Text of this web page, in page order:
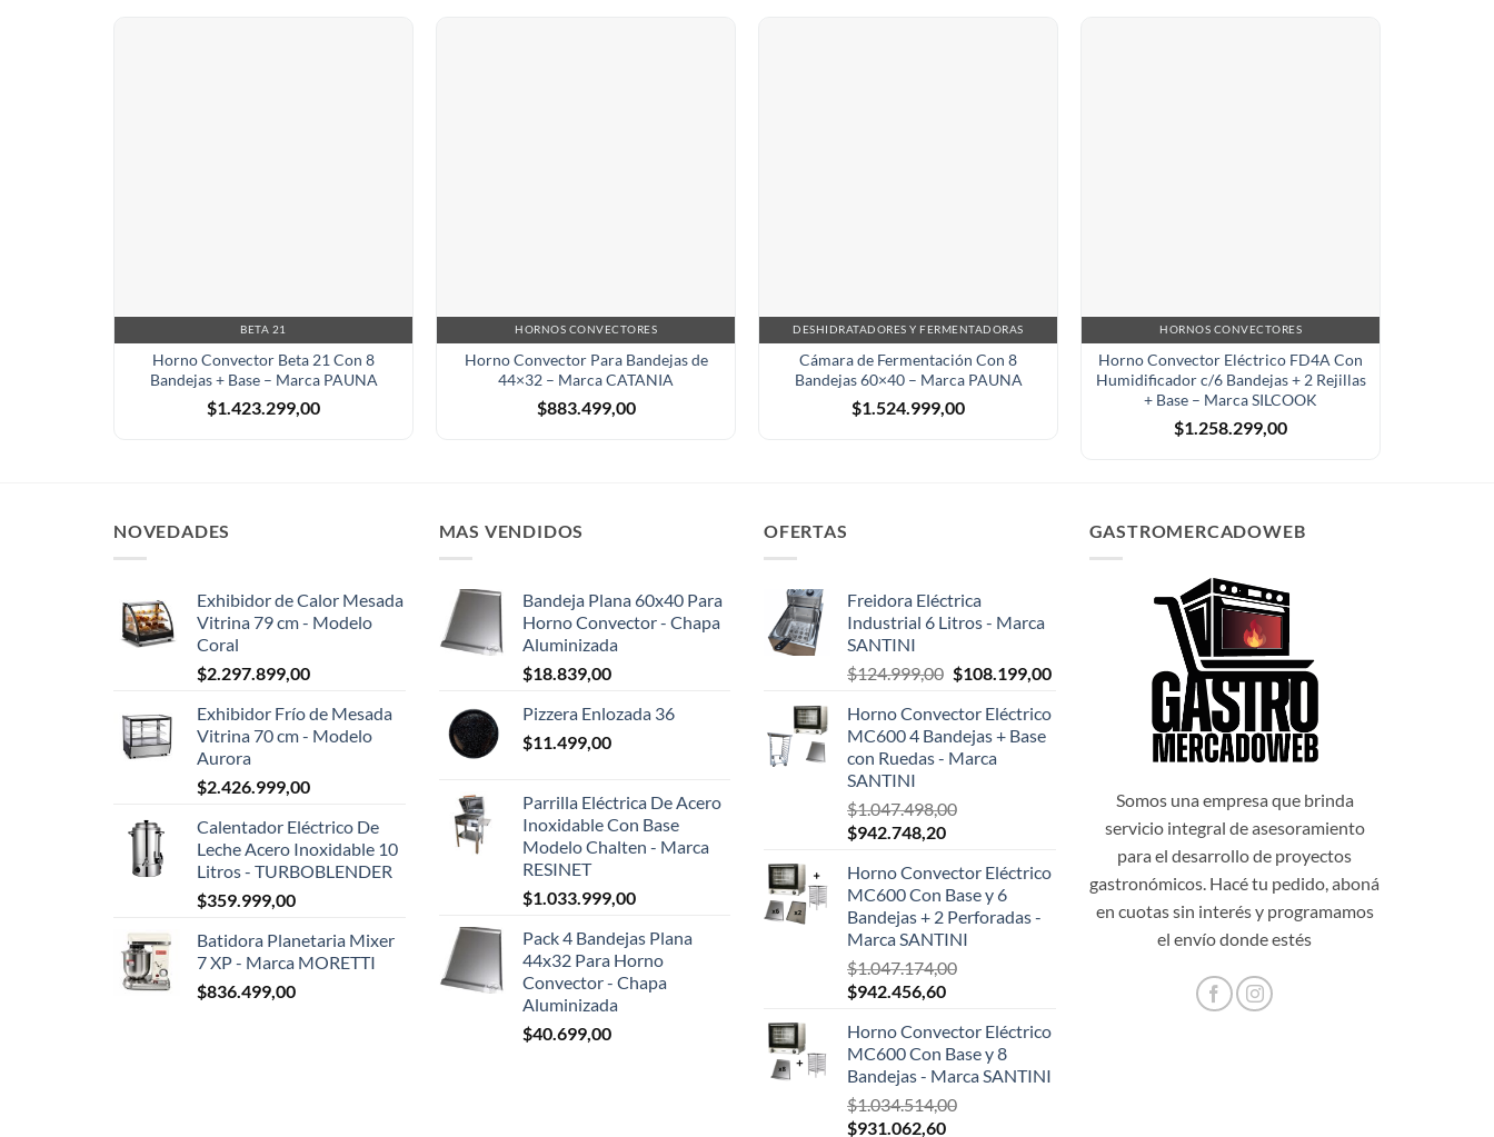
BETA 21
Horno Convector Beta 21 Con 8
Bandejas + Base – Marca PAUNA
$1.423.299,00
HORNOS CONVECTORES
Horno Convector Para Bandejas de
44×32 – Marca CATANIA
$883.499,00
DESHIDRATADORES Y FERMENTADORAS
Cámara de Fermentación Con 8
Bandejas 60×40 – Marca PAUNA
$1.524.999,00
HORNOS CONVECTORES
Horno Convector Eléctrico FD4A Con
Humidificador c/6 Bandejas + 2 Rejillas
+ Base – Marca SILCOOK
$1.258.299,00
NOVEDADES
Exhibidor de Calor Mesada
Vitrina 79 cm - Modelo
Coral
$2.297.899,00
Exhibidor Frío de Mesada
Vitrina 70 cm - Modelo
Aurora
$2.426.999,00
Calentador Eléctrico De
Leche Acero Inoxidable 10
Litros - TURBOBLENDER
$359.999,00
Batidora Planetaria Mixer
7 XP - Marca MORETTI
$836.499,00
MAS VENDIDOS
Bandeja Plana 60x40 Para
Horno Convector - Chapa
Aluminizada
$18.839,00
Pizzera Enlozada 36
$11.499,00
Parrilla Eléctrica De Acero
Inoxidable Con Base
Modelo Chalten - Marca
RESINET
$1.033.999,00
Pack 4 Bandejas Plana
44x32 Para Horno
Convector - Chapa
Aluminizada
$40.699,00
OFERTAS
Freidora Eléctrica
Industrial 6 Litros - Marca
SANTINI
$124.999,00 El
original
era:
$124.999,00.
$108.199,00El
actual
Horno Convector Eléctrico
MC600 4 Bandejas + Base
con Ruedas - Marca
SANTINI
$1.047.498,00
El
original
era:
$1.047.498,00.
$942.748,20El
actual
es:
$942.748,20.
Horno Convector Eléctrico
MC600 Con Base y 6
Bandejas + 2 Perforadas -
Marca SANTINI
$1.047.174,00
El
original
era:
$1.047.174,00.
$942.456,60El
actual
es:
$942.456,60.
Horno Convector Eléctrico
MC600 Con Base y 8
Bandejas - Marca SANTINI
$1.034.514,00
El
$931.062,60El
GASTROMERCADOWEB
Somos una empresa que brinda
servicio integral de asesoramiento
para el desarrollo de proyectos
gastronómicos. Hacé tu pedido, aboná
en cuotas sin interés y programamos
el envío donde estés